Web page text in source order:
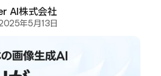
AI株式会社
年5月13日